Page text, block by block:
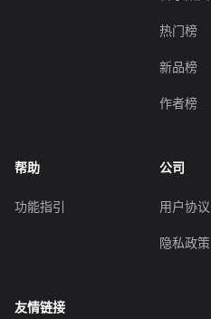
热门榜
新品榜
作者榜
帮助
功能指引
公司
用户协议
隐私政策
友情链接